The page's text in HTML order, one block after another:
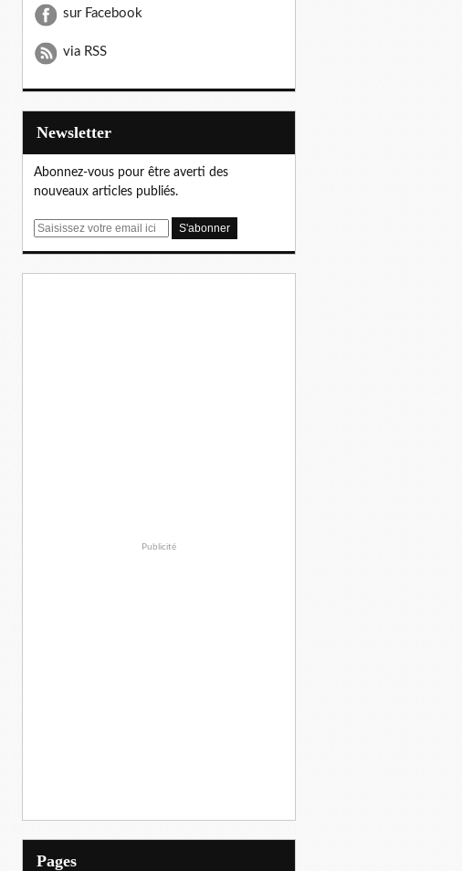
sur Facebook
via RSS
Newsletter
Abonnez-vous pour être averti des
nouveaux articles publiés.
E
Publicité
Pages